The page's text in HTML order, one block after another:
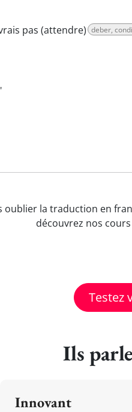
pas (attendre) deber,
la traduction en
découvrez nos
Testez
Ils
Innovant